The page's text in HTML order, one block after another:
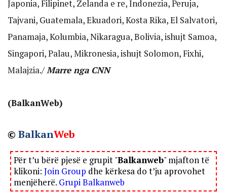
Japonia, Filipinet, Zelanda e re, Indonezia, Peruja,
Tajvani, Guatemala, Ekuadori, Kosta Rika, El Salvatori,
Panamaja, Kolumbia, Nikaragua, Bolivia, ishujt Samoa,
Singapori, Palau, Mikronesia, ishujt Solomon, Fixhi,
Malajzia./Marre nga CNN
(BalkanWeb)
© BalkanWeb
Për t’u bërë pjesë e grupit "Balkanweb" mjafton të
klikoni: Join Group dhe kërkesa do t’ju aprovohet
menjëherë. Grupi Balkanweb